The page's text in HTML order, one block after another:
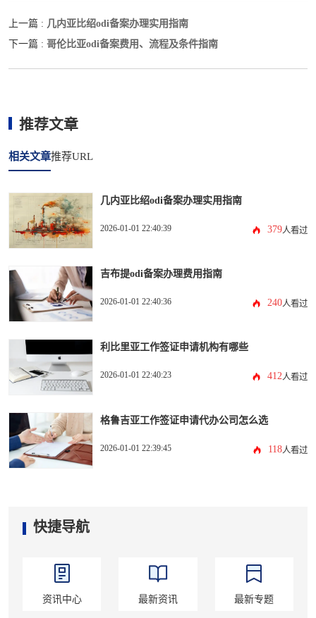
上一篇 : 几内亚比绍odi备案办理实用指南
下一篇 : 哥伦比亚odi备案费用、流程及条件指南
推荐文章
相关文章推荐URL
几内亚比绍odi备案办理实用指南
2026-01-01 22:40:39 379人看过
吉布提odi备案办理费用指南
2026-01-01 22:40:36 240人看过
利比里亚工作签证申请机构有哪些
2026-01-01 22:40:23 412人看过
格鲁吉亚工作签证申请代办公司怎么选
2026-01-01 22:39:45 118人看过
快捷导航
资讯中心 最新资讯 最新专题